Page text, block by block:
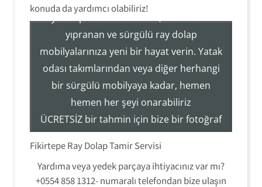
konuda da yardımcı olabiliriz!
Ray Dolap Sistemleri Tamir, Hizmetleri ile
yıpranan ve sürgülü ray dolap
mobilyalarınıza yeni bir hayat verin. Yatak
odası takımlarından veya diğer herhangi
bir sürgülü mobilyaya kadar, hemen
hemen her şeyi onarabiliriz
ÜCRETSİZ bir tahmin için bize bir fotoğraf
gönderin veya hizmetlerimiz hakkında
daha fazla bilgi edinmek için (554) 858-
1312 numaralı telefondan bizi arayın.
Ray Dolap Mekanizma Sistemleri Tamir Montaj
Servisi
Fikirtepe Ray Dolap Tamir Servisi
Yardıma veya yedek parçaya ihtiyacınız var mı?
+0554 858 1312- numaralı telefondan bize ulaşın